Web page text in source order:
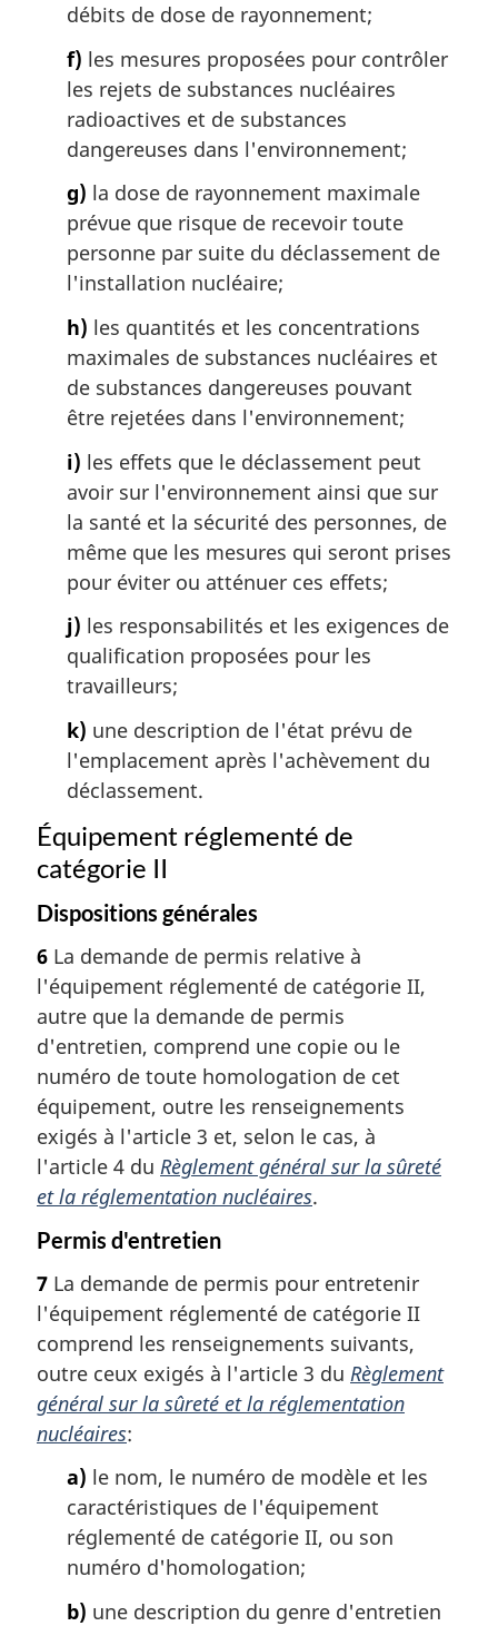
débits de dose de rayonnement;
f) les mesures proposées pour contrôler
les rejets de substances nucléaires
radioactives et de substances
dangereuses dans l'environnement;
g) la dose de rayonnement maximale
prévue que risque de recevoir toute
personne par suite du déclassement de
l'installation nucléaire;
h) les quantités et les concentrations
maximales de substances nucléaires et
de substances dangereuses pouvant
être rejetées dans l'environnement;
i) les effets que le déclassement peut
avoir sur l'environnement ainsi que sur
la santé et la sécurité des personnes, de
même que les mesures qui seront prises
pour éviter ou atténuer ces effets;
j) les responsabilités et les exigences de
qualification proposées pour les
travailleurs;
k) une description de l'état prévu de
l'emplacement après l'achèvement du
déclassement.
Équipement réglementé de
catégorie II
Dispositions générales
6 La demande de permis relative à
l'équipement réglementé de catégorie II,
autre que la demande de permis
d'entretien, comprend une copie ou le
numéro de toute homologation de cet
équipement, outre les renseignements
exigés à l'article 3 et, selon le cas, à
l'article 4 du Règlement général sur la sûreté
et la réglementation nucléaires.
Permis d'entretien
7 La demande de permis pour entretenir
l'équipement réglementé de catégorie II
comprend les renseignements suivants,
outre ceux exigés à l'article 3 du Règlement
général sur la sûreté et la réglementation
nucléaires:
a) le nom, le numéro de modèle et les
caractéristiques de l'équipement
réglementé de catégorie II, ou son
numéro d'homologation;
b) une description du genre d'entretien